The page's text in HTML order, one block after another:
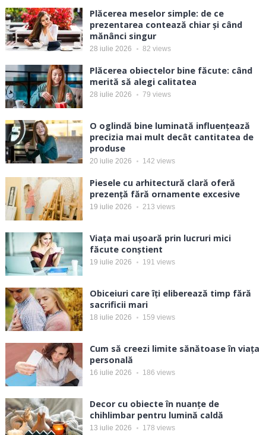
Plăcerea meselor simple: de ce
prezentarea contează chiar și când
mănânci singur
28 iulie 2026 82 views
Plăcerea obiectelor bine făcute: când
merită să alegi calitatea
28 iulie 2026 79 views
O oglindă bine luminată influențează
precizia mai mult decât cantitatea de
produse
20 iulie 2026 142 views
Piesele cu arhitectură clară oferă
prezență fără ornamente excesive
19 iulie 2026 213 views
Viața mai ușoară prin lucruri mici
făcute conștient
19 iulie 2026 191 views
Obiceiuri care îți eliberează timp fără
sacrificii mari
18 iulie 2026 159 views
Cum să creezi limite sănătoase în viața
personală
16 iulie 2026 186 views
Decor cu obiecte în nuanțe de
chihlimbar pentru lumină caldă
13 iulie 2026 178 views